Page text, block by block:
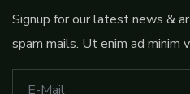
Signup for our latest news &
spam mails. Ut enim ad minim